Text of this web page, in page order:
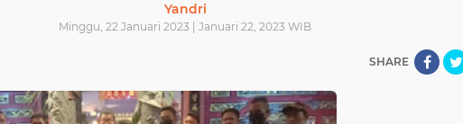
Yandri
Minggu, 22 Januari 2023 | Januari 22, 2023 WIB
SHARE